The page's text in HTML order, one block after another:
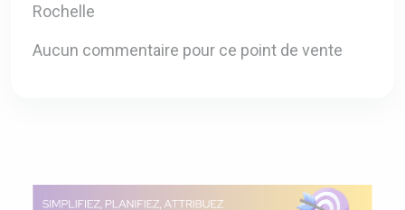
Rochelle
Aucun commentaire pour ce point de vente